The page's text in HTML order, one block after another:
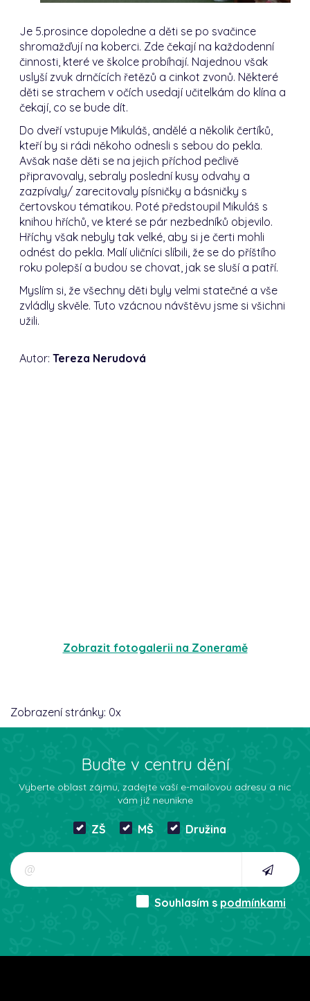
Je 5.prosince dopoledne a děti se po svačince
shromažďují na koberci. Zde čekají na každodenní
činnosti, které ve školce probíhají. Najednou však
uslyší zvuk drnčících řetězů a cinkot zvonů. Některé
děti se strachem v očích usedají učitelkám do klína a
čekají, co se bude dít.
Do dveří vstupuje Mikuláš, andělé a několik čertíků,
kteří by si rádi někoho odnesli s sebou do pekla.
Avšak naše děti se na jejich příchod pečlivě
připravovaly, sebraly poslední kusy odvahy a
zazpívaly/ zarecitovaly písničky a básničky s
čertovskou tématikou. Poté předstoupil Mikuláš s
knihou hříchů, ve které se pár nezbedníků objevilo.
Hříchy však nebyly tak velké, aby si je čerti mohli
odnést do pekla. Malí uličníci slíbili, že se do příštího
roku polepší a budou se chovat, jak se sluší a patří.
Myslím si, že všechny děti byly velmi statečné a vše
zvládly skvěle. Tuto vzácnou návštěvu jsme si všichni
užili.
Autor:Tereza Nerudová
Zobrazit fotogalerii na Zoneramě
Zobrazení stránky: 0x
Buďte v centru dění
Vyberte oblast zájmu, zadejte vaší e-mailovou adresu a nic
vám již neunikne
ZŠ MŠ Družina
Souhlasím s podmínkami